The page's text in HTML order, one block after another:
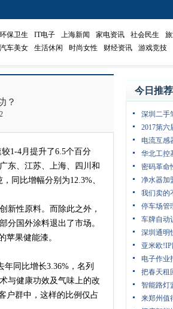
环保卫生 IT电子 上海新闻 家电资讯 社会民生
汽车美女 生活休闲 时尚女性 财经资讯 游戏竞技
？
1-4月提升了6.5个百分
东、江苏、上海、四川和
同比增幅分别为12.3%、
性原料。而除此之外，
分国外涂料退出了市场。
苹果健能漆。
同比增长3.36%，名列
与健康功效及气味上的改
户群中，这样的比例仅占
今日推荐
深圳二手
2017第
电流互感
华北工控
密码革命
净水器加
我们卖的
停车场管
车牌自动
深圳通明
亚米欧
电子作业
把春天租
智能路灯
来郑州值